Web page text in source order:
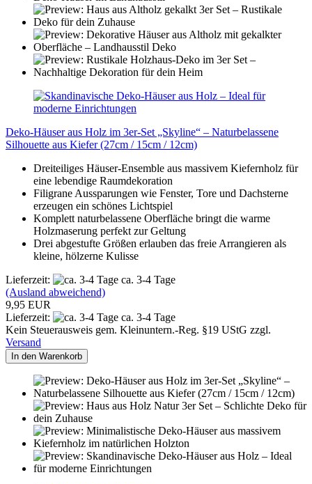
Deko-Häuser aus Holz im 3er-Set „Skyline“ – Naturbelassene
Silhouette aus Kiefer (27cm / 15cm / 12cm)
Dreiteiliges Häuser-Ensemble aus massivem Kiefernholz für
eine lebendige Raumdekoration
Filigrane Aussparungen wie Fenster, Tore und Dachsterne
erzeugen ein schönes Lichtspiel
Komplett naturbelassene Oberfläche bringt die warme
Holzmaserung perfekt zur Geltung
Drei abgestufte Größen erlauben das freie Arrangieren als
kleine, hölzerne Kulisse
Lieferzeit:
ca. 3-4 Tage
(Ausland abweichend)
9,95 EUR
Lieferzeit:
ca. 3-4 Tage
Kein Steuerausweis gem. Kleinuntern.-Reg. §19 UStG zzgl.
Versand
In den Warenkorb